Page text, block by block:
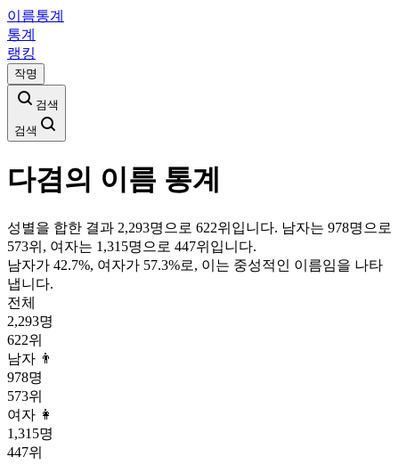
이름통계
통계
랭킹
작명
검색
검색
다겸의 이름 통계
성별을 합한 결과 2,293명으로 622위입니다. 남자는 978명으로
573위, 여자는 1,315명으로 447위입니다.
남자가 42.7%, 여자가 57.3%로, 이는 중성적인 이름임을 나타
냅니다.
전체
2,293명
622위
남자 👨
978명
573위
여자 👩
1,315명
447위